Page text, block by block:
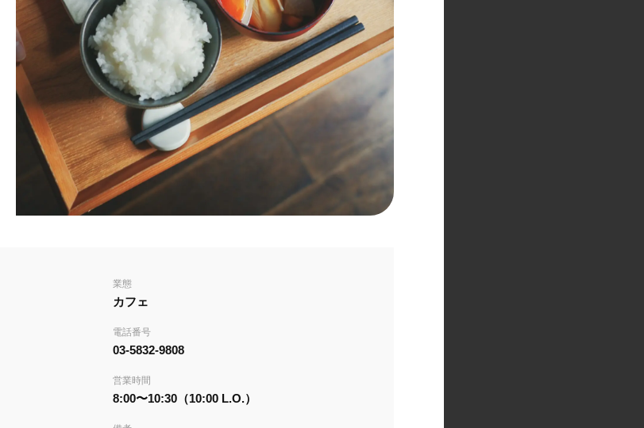
業態
カフェ
電話番号
03-5832-9808
営業時間
8:00〜10:30（10:00 L.O.）